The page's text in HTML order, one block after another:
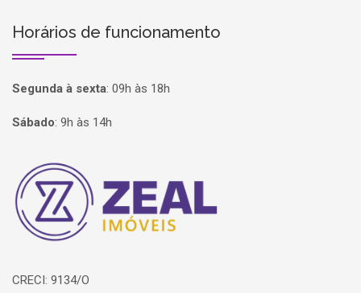
Horários de funcionamento
Segunda à sexta: 09h às 18h
Sábado: 9h às 14h
Página inicial
CRECI: 9134/O